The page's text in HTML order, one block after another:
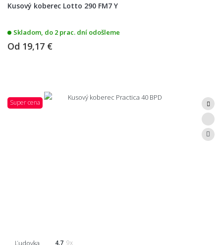
Kusový koberec Lotto 290 FM7 Y
Skladom, do 2 prac. dní odošleme
Od 19,17 €
Super cena
Ľudovka 4.7 9x